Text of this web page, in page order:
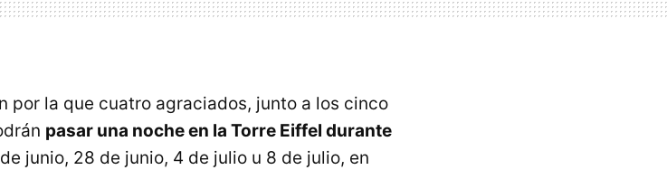
por la que cuatro agraciados, junto a los cinco
pasar una noche en la Torre Eiffel durante
junio, 28 de junio, 4 de julio u 8 de julio, en